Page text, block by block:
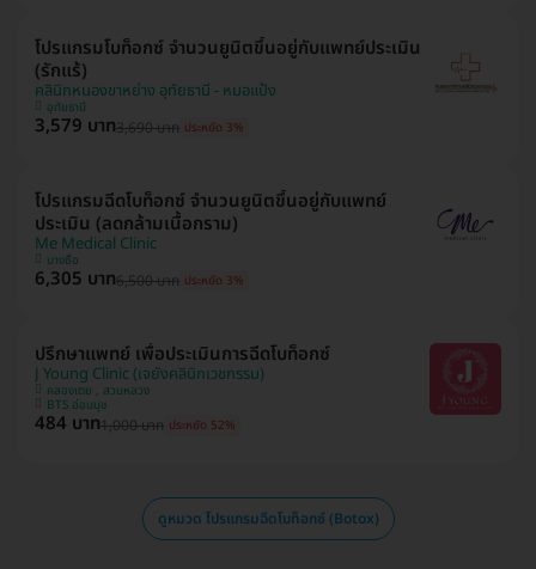
โปรแกรมโบท็อกซ์ จำนวนยูนิตขึ้นอยู่กับแพทย์ประเมิน
(รักแร้)
คลินิกหนองขาหย่าง อุทัยธานี - หมอแป้ง
อุทัยธานี
3,579 บาท3,690 บาท ประหยัด 3%
โปรแกรมฉีดโบท็อกซ์ จำนวนยูนิตขึ้นอยู่กับแพทย์
ประเมิน (ลดกล้ามเนื้อกราม)
Me Medical Clinic
บางซื่อ
6,305 บาท6,500 บาท ประหยัด 3%
ปรึกษาแพทย์ เพื่อประเมินการฉีดโบท็อกซ์
J Young Clinic (เจยังคลินิกเวชกรรม)
คลองเตย , สวนหลวง
BTS อ่อนนุช
484 บาท1,000 บาท ประหยัด 52%
ดูหมวด โปรแกรมฉีดโบท็อกซ์ (Botox)